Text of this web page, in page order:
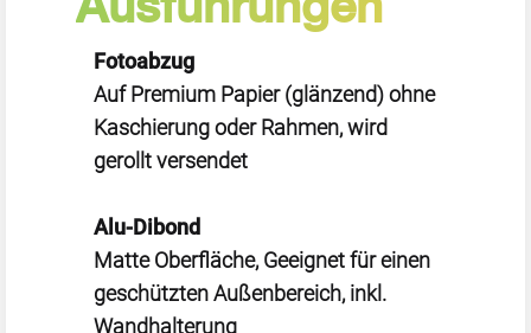
Fotoabzug
Auf Premium Papier (glänzend) ohne
Kaschierung oder Rahmen, wird
gerollt versendet
Alu-Dibond
Matte Oberfläche, Geeignet für einen
geschützten Außenbereich, inkl.
Wandhalterung